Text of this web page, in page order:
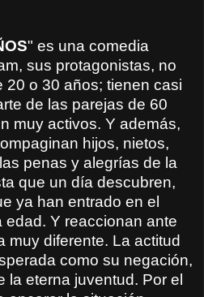
" es una comedia
sus protagonistas, no
20 o 30 años; tienen casi
de las parejas de 60
muy activos. Y además,
hijos, nietos,
penas y alegrías de la
que un día descubren,
ya han entrado en el
edad. Y reaccionan ante
muy diferente. La actitud
como su negación,
la eterna juventud. Por el